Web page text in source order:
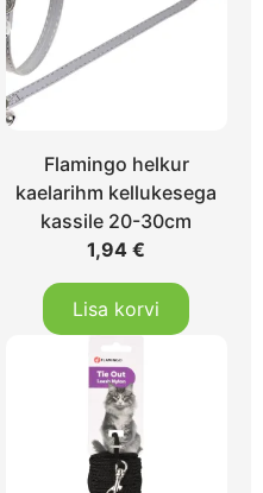
Flamingo helkur
kaelarihm kellukesega
kassile 20-30cm
1,94€
Lisa korvi